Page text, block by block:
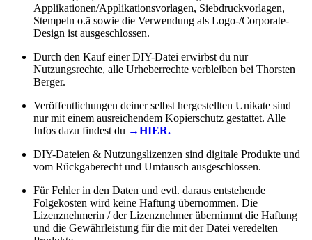
Applikationen/Applikationsvorlagen, Siebdruckvorlagen,
Stempeln o.ä sowie die Verwendung als Logo-/Corporate-
Design ist ausgeschlossen.
Durch den Kauf einer DIY-Datei erwirbst du nur
Nutzungsrechte, alle Urheberrechte verbleiben bei Thorsten
Berger.
Veröffentlichungen deiner selbst hergestellten Unikate sind
nur mit einem ausreichendem Kopierschutz gestattet. Alle
Infos dazu findest du →HIER.
DIY-Dateien & Nutzungslizenzen sind digitale Produkte und
vom Rückgaberecht und Umtausch ausgeschlossen.
Für Fehler in den Daten und evtl. daraus entstehende
Folgekosten wird keine Haftung übernommen. Die
Lizenznehmerin / der Lizenznehmer übernimmt die Haftung
und die Gewährleistung für die mit der Datei veredelten